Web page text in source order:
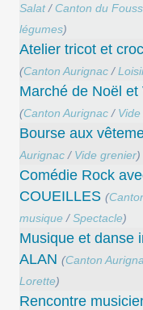
Salat/ Canton du
légumes)
Atelier tricot et
(Canton Aurignac /
Marché de Noël
(Canton Aurignac /
Bourse aux
Aurignac / Vide grenier)
Comédie Rock
COUEILLES (
musique /Spectacle)
Musique et danse
ALAN (Canton
Lorette)
Rencontre